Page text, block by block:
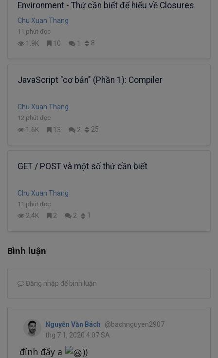
Environment - Thứ cần biết để hiểu về Closures
Chu Xuan Thang
11 phút đọc
1.9K 10 1 8
JavaScript "cơ bản" (Phần 1): Compiler
Chu Xuan Thang
12 phút đọc
1.6K 13 2 25
GET / POST và một số thứ cần biết
Chu Xuan Thang
11 phút đọc
2.4K 2 2 1
Bình luận
Đăng nhập để bình luận
Nguyễn Văn Bách
@bachnguyen2907
thg 7 1, 2020 4:07 SA
đỉnh đấy a ))